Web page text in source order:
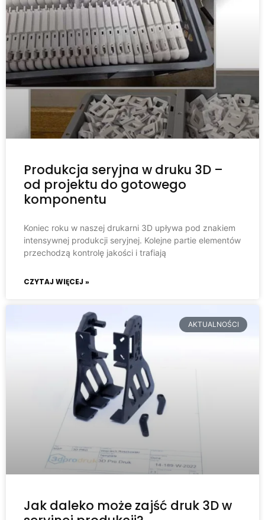
Produkcja seryjna w druku 3D –
od projektu do gotowego
komponentu
Koniec roku w naszej drukarni 3D upływa pod znakiem
intensywnej produkcji seryjnej. Kolejne partie elementów
przechodzą kontrolę jakości i trafiają
CZYTAJ WIĘCEJ »
AKTUALNOŚCI
Jak daleko może zajść druk 3D w